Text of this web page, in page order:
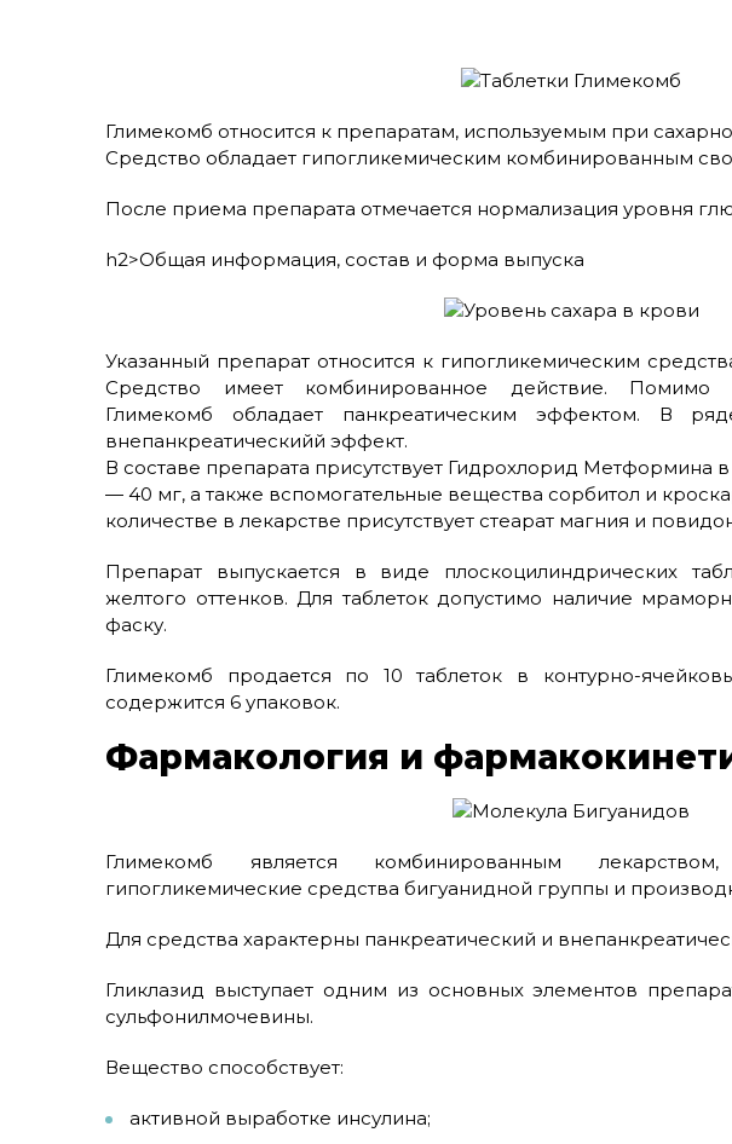
Глимекомб относится к препаратам, используемым при
Средство обладает гипогликемическим комбинированным
После приема препарата отмечается нормализация уровня
h2>Общая информация, состав и форма выпуска
Указанный препарат относится к гипогликемическим
Средство имеет комбинированное действие. Помимо
Глимекомб обладает панкреатическим эффектом. В
внепанкреатическийй эффект.
В составе препарата присутствует Гидрохлорид Метформина
— 40 мг, а также вспомогательные вещества сорбитол и
количестве в лекарстве присутствует стеарат магния и
Препарат выпускается в виде плоскоцилиндрических
желтого оттенков. Для таблеток допустимо наличие
фаску.
Глимекомб продается по 10 таблеток в контурно-
содержится 6 упаковок.
Фармакология и
Глимекомб является комбинированным
гипогликемические средства бигуанидной группы и
Для средства характерны панкреатический и
Гликлазид выступает одним из основных элементов
сульфонилмочевины.
Вещество способствует:
активной выработке инсулина;